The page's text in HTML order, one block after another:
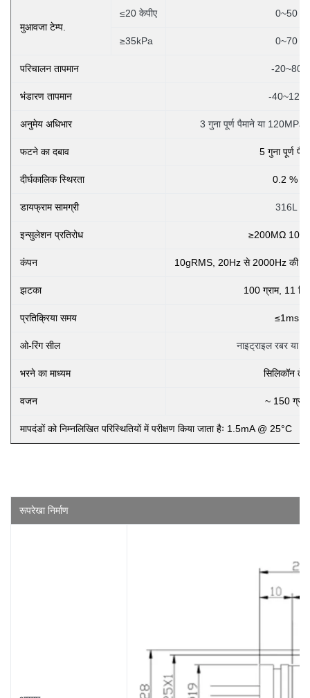
मुआवजा टेम्प.
≤20 केपीए 0~50
≥35kPa 0~70
परिचालन तापमान -20~80
भंडारण तापमान -40~125
अनुमेय अधिभार 3 गुना पूर्ण पैमाने या 120MPa
फटने का दबाव 5 गुना पूर्ण
दीर्घकालिक स्थिरता 0.2 %
डायफ्राम सामग्री 316L
इन्सुलेशन प्रतिरोध ≥200MΩ
कंपन 10gRMS, 20Hz से 2000Hz की
झटका 100 ग्राम, 11
प्रतिक्रिया समय ≤1ms
ओ-रिंग सील नाइट्राइल रबर या
भरने का माध्यम सिलिकॉन तेल
वजन ~ 150 ग्राम
मापदंडों को निम्नलिखित परिस्थितियों में परीक्षण किया जाता हैः 1.5mA @ 25°C
रूपरेखा निर्माण